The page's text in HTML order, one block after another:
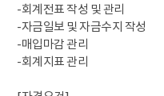
-회계전표 작성 및 관리
-자금일보 및 자금수지 작성
-매입마감 관리
-회계지표 관리